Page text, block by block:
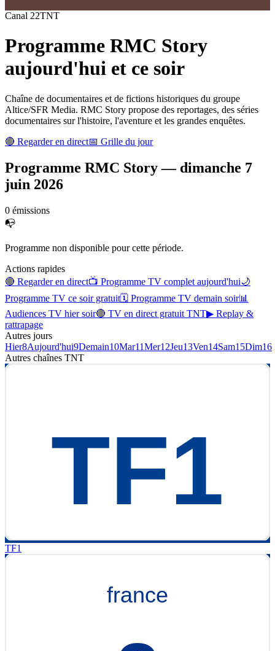
Canal 22TNT
Programme RMC Story
aujourd'hui et ce soir
Chaîne de documentaires et de fictions historiques du groupe
Altice/SFR Media. RMC Story propose des reportages, des séries
documentaires sur l'histoire, l'aventure et les grandes enquêtes.
🔴 Regarder en direct📅 Grille du jour
Programme RMC Story— dimanche 7
juin 2026
0 émissions
📭
Programme non disponible pour cette période.
Actions rapides
🔴 Regarder en direct📺 Programme TV complet aujourd'hui🌙
Programme TV ce soir gratuit🗓 Programme TV demain soir📊
Audiences TV hier soir🔴 TV en direct gratuit TNT▶ Replay &
rattrapage
Autres jours
Hier8Aujourd'hui9Demain10Mar11Mer12Jeu13Ven14Sam15Dim16
Autres chaînes TNT
TF1